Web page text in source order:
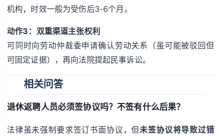
机构，时效一般为受伤后3-6个月。
动作3：双重渠道主张权利
可同时向劳动仲裁委申请确认劳动关系（虽可能被驳回但
可固定证据），再向法院提起民事诉讼。
相关问答
退休返聘人员必须签协议吗？不签有什么后果？
法律虽未强制要求签订书面协议，但 未签协议将导致过错